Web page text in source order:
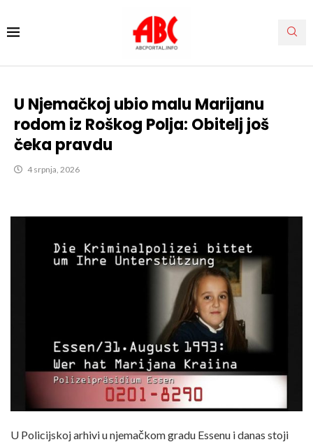
U Njemačkoj ubio malu Marijanu
rodom iz Roškog Polja: Obitelj još
čeka pravdu
4 srpnja, 2026
U Policijskoj arhivi u njemačkom gradu Essenu i danas stoji